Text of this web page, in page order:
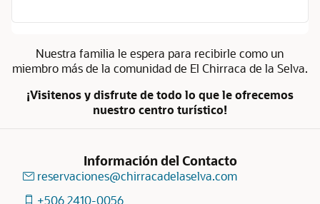
Nuestra familia le espera para recibirle como un
miembro más de la comunidad de El Chirraca de la Selva.
¡Visitenos y disfrute de todo lo que le ofrecemos
nuestro centro turístico!
Información del Contacto
reservaciones@chirracadelaselva.com
+506 2410-0056